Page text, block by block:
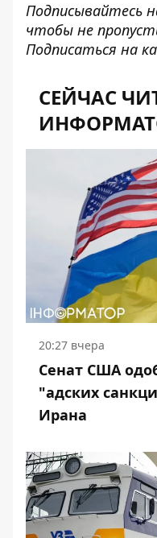
Подписывайтесь
чтобы не
Подписаться на
СЕЙЧАС
20:27 вчера
Сенат США
"адских
Ирана